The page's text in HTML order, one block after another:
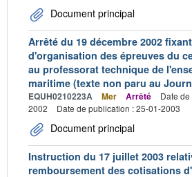
Document principal
Arrêté du 19 décembre 2002
d'organisation des épreuves du
au professorat technique de
maritime (texte non paru au
EQUH0210223A Mer Arrêté
Date
2002
Date de publication : 25-01-2003
Document principal
Instruction du 17 juillet 2003
remboursement des cotisations